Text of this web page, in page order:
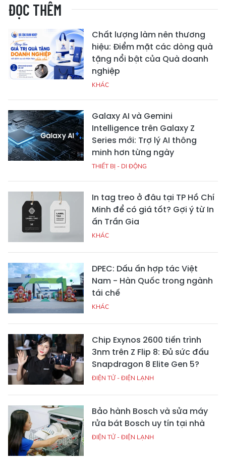
ĐỌC THÊM
Chất lượng làm nên thương
hiệu: Điểm mặt các dòng quà
tặng nổi bật của Quà doanh
nghiệp
KHÁC
Galaxy AI và Gemini
Intelligence trên Galaxy Z
Series mới: Trợ lý AI thông
minh hơn từng ngày
THIẾT BỊ - DI ĐỘNG
In tag treo ở đâu tại TP Hồ Chí
Minh để có giá tốt? Gợi ý từ In
ấn Trần Gia
KHÁC
DPEC: Dấu ấn hợp tác Việt
Nam - Hàn Quốc trong ngành
tái chế
KHÁC
Chip Exynos 2600 tiến trình
3nm trên Z Flip 8: Đủ sức đấu
Snapdragon 8 Elite Gen 5?
ĐIỆN TỬ - ĐIỆN LẠNH
Bảo hành Bosch và sửa máy
rửa bát Bosch uy tín tại nhà
ĐIỆN TỬ - ĐIỆN LẠNH